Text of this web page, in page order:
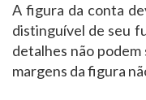
A figura da conta
distinguível de seu
detalhes não
margens da figura